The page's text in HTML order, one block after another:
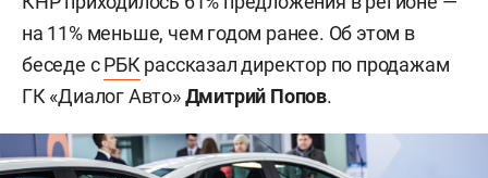
на 11% меньше, чем годом ранее. Об этом в
беседе сРБК рассказал директор по продажам
ГК «Диалог Авто»Дмитрий Попов.